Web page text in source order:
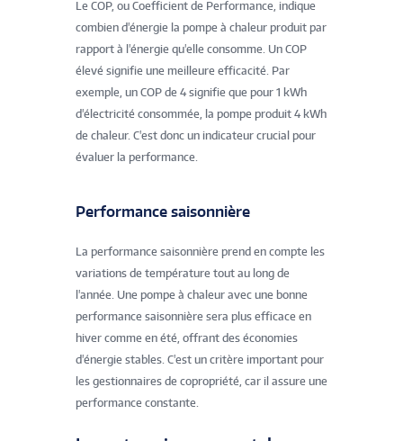
Le COP, ou Coefficient de Performance, indique
combien d'énergie la pompe à chaleur produit par
rapport à l'énergie qu'elle consomme. Un COP
élevé signifie une meilleure efficacité. Par
exemple, un COP de 4 signifie que pour 1 kWh
d'électricité consommée, la pompe produit 4 kWh
de chaleur. C'est donc un indicateur crucial pour
évaluer la performance.
Performance saisonnière
La performance saisonnière prend en compte les
variations de température tout au long de
l'année. Une pompe à chaleur avec une bonne
performance saisonnière sera plus efficace en
hiver comme en été, offrant des économies
d'énergie stables. C'est un critère important pour
les gestionnaires de copropriété, car il assure une
performance constante.